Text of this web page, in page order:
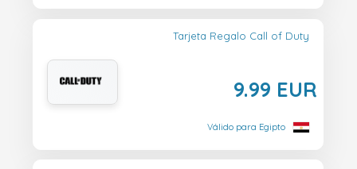
Tarjeta Regalo Call of Duty
9.99 EUR
Válido para Egipto